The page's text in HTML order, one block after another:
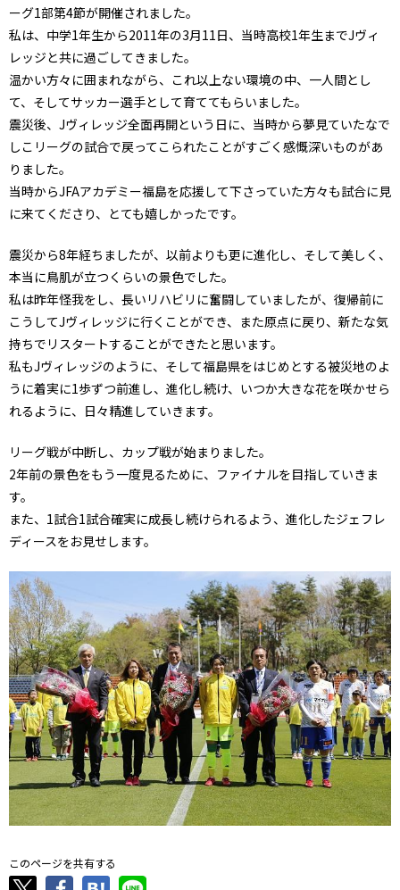
ーグ1部第4節が開催されました。
私は、中学1年生から2011年の3月11日、当時高校1年生までJヴィ
レッジと共に過ごしてきました。
温かい方々に囲まれながら、これ以上ない環境の中、一人間とし
て、そしてサッカー選手として育ててもらいました。
震災後、Jヴィレッジ全面再開という日に、当時から夢見ていたなで
しこリーグの試合で戻ってこられたことがすごく感慨深いものがあ
りました。
当時からJFAアカデミー福島を応援して下さっていた方々も試合に見
に来てくださり、とても嬉しかったです。
震災から8年経ちましたが、以前よりも更に進化し、そして美しく、
本当に鳥肌が立つくらいの景色でした。
私は昨年怪我をし、長いリハビリに奮闘していましたが、復帰前に
こうしてJヴィレッジに行くことができ、また原点に戻り、新たな気
持ちでリスタートすることができたと思います。
私もJヴィレッジのように、そして福島県をはじめとする被災地のよ
うに着実に1歩ずつ前進し、進化し続け、いつか大きな花を咲かせら
れるように、日々精進していきます。
リーグ戦が中断し、カップ戦が始まりました。
2年前の景色をもう一度見るために、ファイナルを目指していきま
す。
また、1試合1試合確実に成長し続けられるよう、進化したジェフレ
ディースをお見せします。
このページを共有する